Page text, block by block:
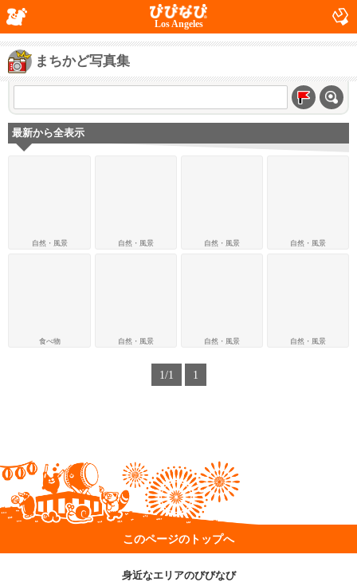
Los Angeles
まちかど写真集
最新から全表示
自然・風景
食べ物
自然・風景
自然・風景
自然・風景
自然・風景
自然・風景
自然・風景
1/1 1
このページのトップへ
身近なエリアのびびなび